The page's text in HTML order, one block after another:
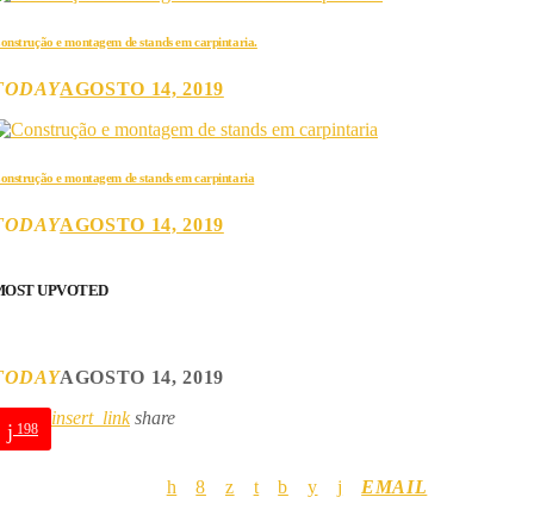
e montagem de stands em carpintaria.
AGOSTO 14, 2019
e montagem de stands em carpintaria
AGOSTO 14, 2019
UPVOTED
AGOSTO 14, 2019
198
insert_link share
EMAIL